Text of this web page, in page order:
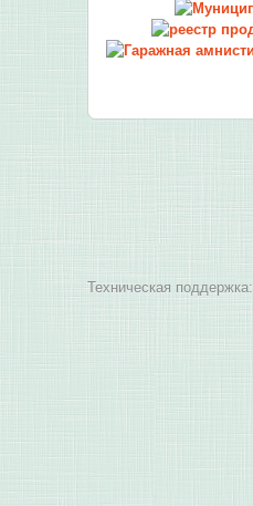
Техническая поддержка: